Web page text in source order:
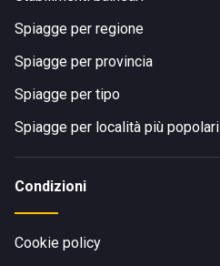
Spiagge per regione
Spiagge per provincia
Spiagge per tipo
Spiagge per località più popolari
Condizioni
Cookie policy